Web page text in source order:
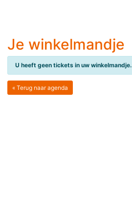
Je winkelmandje
U heeft geen tickets in uw winkelmandje.
« Terug naar agenda